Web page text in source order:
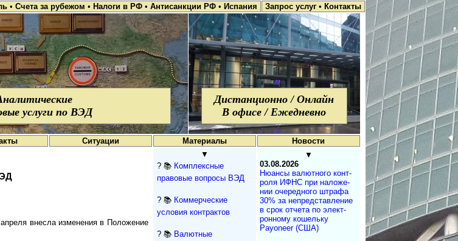
• Счета за рубежом • Налоги в РФ • Антисанкции РФ • Испания Запрос услуг • Контакты
услуги по ВЭД
Дистанционно / Онлайн
В офисе / Ежедневно
Ситуации Материалы Новости
внесла изменения в Положение
▼
? 📚 Комплексные
правовые вопросы ВЭД
? 📚 Коммерческие
условия контрактов
? 📚 Валютные
▼
03.08.2026
Нюансы валют­но­го кон­т­
ро­ля ИФНС при на­ло­же­
нии оче­ре­д­но­го штра­фа
30% за не­пред­с­та­в­ле­ние
в срок от­че­та по эле­к­т­
рон­но­му ко­ше­ль­ку
Payoneer (США)